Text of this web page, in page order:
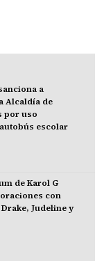
a
Alcaldía de
por uso
escolar
de Karol G
con
Judeline y